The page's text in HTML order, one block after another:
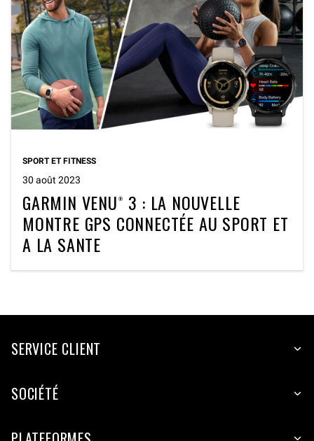
SPORT ET FITNESS
30 août 2023
GARMIN VENU® 3 : LA NOUVELLE
MONTRE GPS CONNECTÉE AU SPORT ET
A LA SANTE
SERVICE CLIENT
SOCIÉTÉ